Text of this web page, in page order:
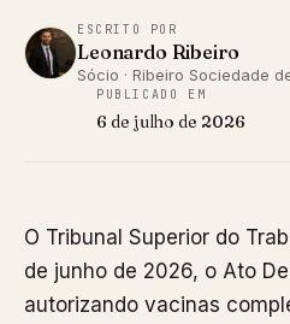
ESCRITO POR
Leonardo Ribeiro
Sócio · Ribeiro Sociedade
PUBLICADO EM
6 de julho de 2026
O Tribunal Superior do
de junho de 2026, o Ato
autorizando vacinas